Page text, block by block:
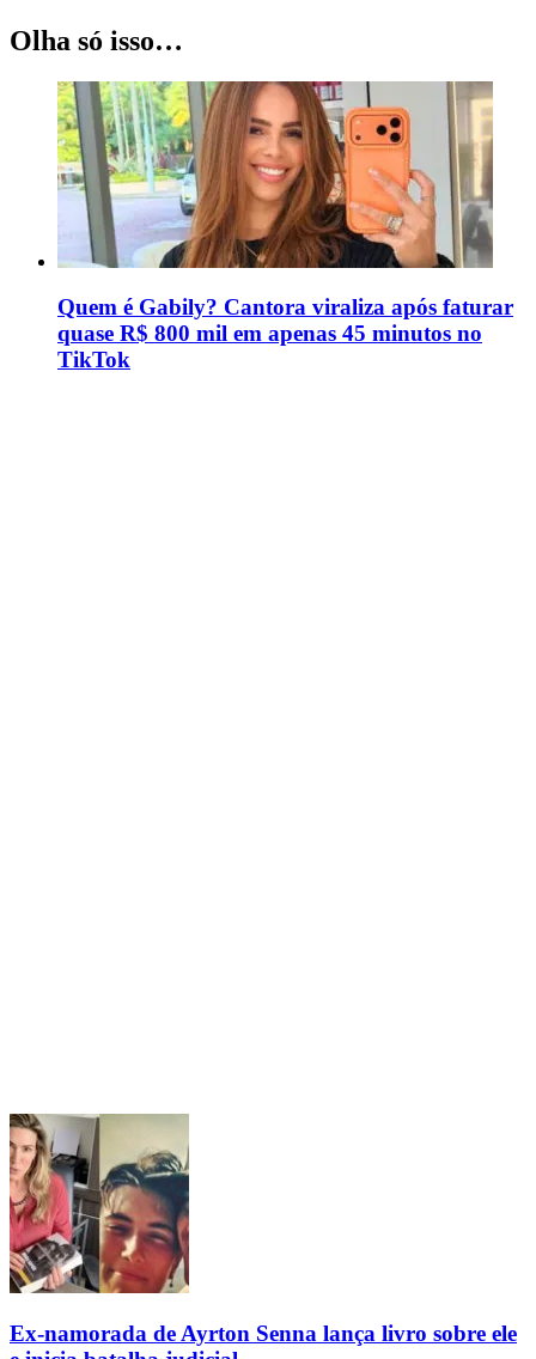
Olha só isso…
Quem é Gabily? Cantora viraliza após faturar
quase R$ 800 mil em apenas 45 minutos no
TikTok
Ex-namorada de Ayrton Senna lança livro sobre ele